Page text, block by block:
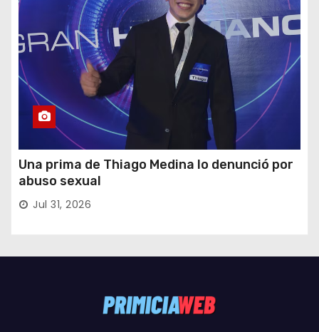
Una prima de Thiago Medina lo denunció por
abuso sexual
Jul 31, 2026